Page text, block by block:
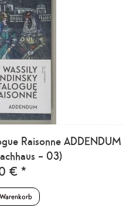
Raisonne ADDENDUM
– 03)
€ *